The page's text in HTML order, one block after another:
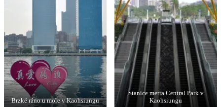
Brzké ráno u moře v Kaohsiungu
Stanice metra Central Park v
Kaohsiungu